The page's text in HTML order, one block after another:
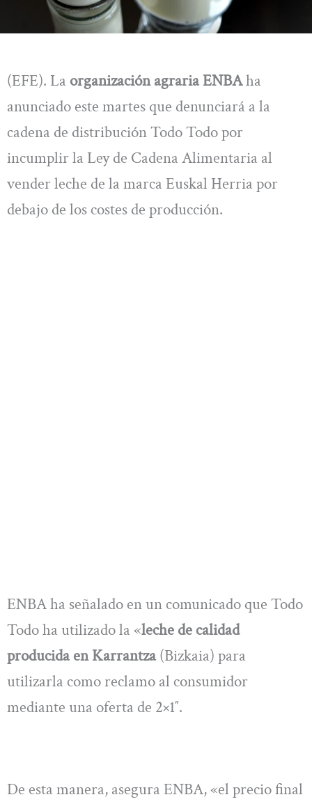
(EFE). La organización agraria ENBAha
anunciado este martes que denunciará a la
cadena de distribución Todo Todo por
incumplir la Ley de Cadena Alimentaria al
vender leche de la marca Euskal Herria por
debajo de los costes de producción.
ENBA ha señalado en un comunicado que Todo
Todo ha utilizado la «leche de calidad
producida en Karrantza(Bizkaia) para
utilizarla como reclamo al consumidor
mediante una oferta de 2×1″.
De esta manera, asegura ENBA, «el precio final